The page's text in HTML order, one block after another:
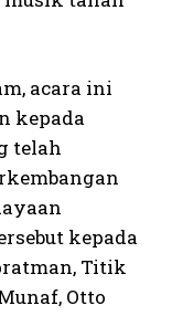
acara ini
kepada
telah
kepada
Titik
Otto